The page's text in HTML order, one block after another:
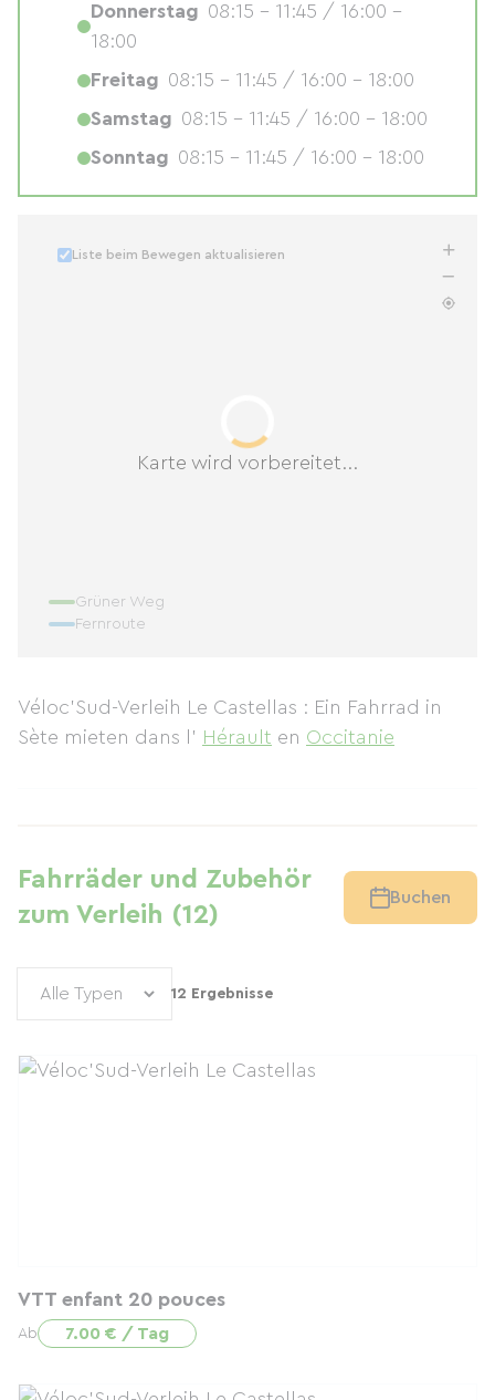
Karte wird vorbereitet...
Liste beim Bewegen aktualisieren
Grüner Weg
Fernroute
Véloc'Sud-Verleih Le Castellas : Ein Fahrrad in
Sète mieten dans l' Hérault en Occitanie
Fahrräder und Zubehör
zum Verleih (12)
Buchen
12 Ergebnisse
VTT enfant 20 pouces
Ab 7.00 € / Tag
Donnerstag 08:15 - 11:45 / 16:00 -
18:00
Freitag 08:15 - 11:45 / 16:00 - 18:00
Samstag 08:15 - 11:45 / 16:00 - 18:00
Sonntag 08:15 - 11:45 / 16:00 - 18:00